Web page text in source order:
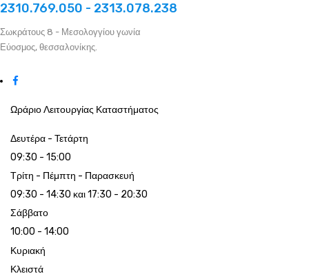
2310.769.050 - 2313.078.238
Σωκράτους 8 - Μεσολογγίου γωνία
Εύοσμος, θεσσαλονίκης.
Ωράριο Λειτουργίας Καταστήματος
Δευτέρα - Τετάρτη
09:30 - 15:00
Τρίτη - Πέμπτη - Παρασκευή
09:30 - 14:30 και 17:30 - 20:30
Σάββατο
10:00 - 14:00
Κυριακή
Κλειστά